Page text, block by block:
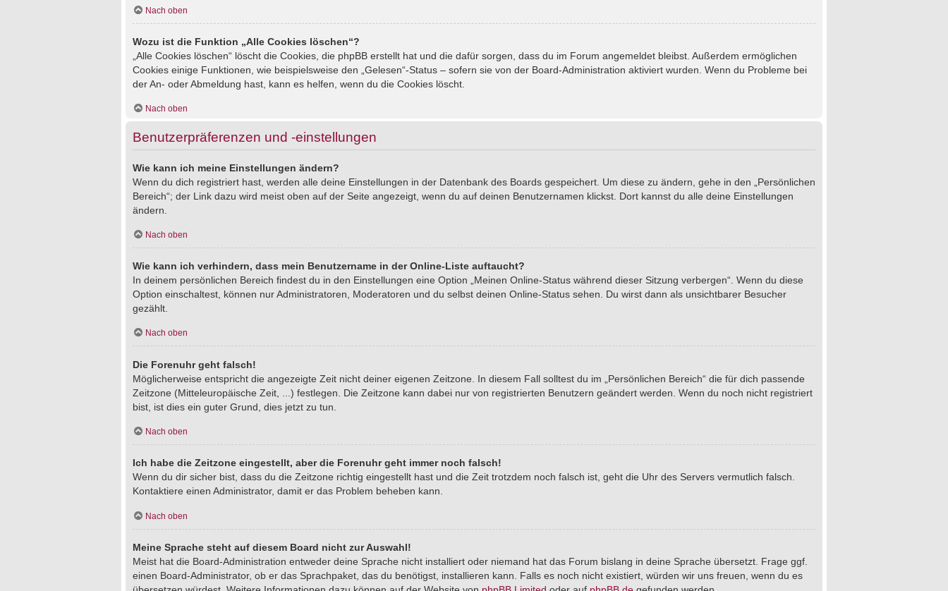
Nach oben
Wozu ist die Funktion „Alle Cookies löschen“?
„Alle Cookies löschen“ löscht die Cookies, die phpBB erstellt hat und die dafür sorgen, dass du im Forum angemeldet bleibst. Außerdem ermöglichen
Cookies einige Funktionen, wie beispielsweise den „Gelesen“-Status – sofern sie von der Board-Administration aktiviert wurden. Wenn du Probleme bei
der An- oder Abmeldung hast, kann es helfen, wenn du die Cookies löscht.
Nach oben
Benutzerpräferenzen und -einstellungen
Wie kann ich meine Einstellungen ändern?
Wenn du dich registriert hast, werden alle deine Einstellungen in der Datenbank des Boards gespeichert. Um diese zu ändern, gehe in den „Persönlichen
Bereich“; der Link dazu wird meist oben auf der Seite angezeigt, wenn du auf deinen Benutzernamen klickst. Dort kannst du alle deine Einstellungen
ändern.
Nach oben
Wie kann ich verhindern, dass mein Benutzername in der Online-Liste auftaucht?
In deinem persönlichen Bereich findest du in den Einstellungen eine Option „Meinen Online-Status während dieser Sitzung verbergen“. Wenn du diese
Option einschaltest, können nur Administratoren, Moderatoren und du selbst deinen Online-Status sehen. Du wirst dann als unsichtbarer Besucher
gezählt.
Nach oben
Die Forenuhr geht falsch!
Möglicherweise entspricht die angezeigte Zeit nicht deiner eigenen Zeitzone. In diesem Fall solltest du im „Persönlichen Bereich“ die für dich passende
Zeitzone (Mitteleuropäische Zeit, ...) festlegen. Die Zeitzone kann dabei nur von registrierten Benutzern geändert werden. Wenn du noch nicht registriert
bist, ist dies ein guter Grund, dies jetzt zu tun.
Nach oben
Ich habe die Zeitzone eingestellt, aber die Forenuhr geht immer noch falsch!
Wenn du dir sicher bist, dass du die Zeitzone richtig eingestellt hast und die Zeit trotzdem noch falsch ist, geht die Uhr des Servers vermutlich falsch.
Kontaktiere einen Administrator, damit er das Problem beheben kann.
Nach oben
Meine Sprache steht auf diesem Board nicht zur Auswahl!
Meist hat die Board-Administration entweder deine Sprache nicht installiert oder niemand hat das Forum bislang in deine Sprache übersetzt. Frage ggf.
einen Board-Administrator, ob er das Sprachpaket, das du benötigst, installieren kann. Falls es noch nicht existiert, würden wir uns freuen, wenn du es